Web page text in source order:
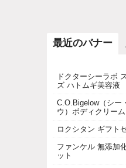
最近のバナー
ドクターシーラボ
ズ ハトムギ美容液
C.O.Bigelow（シー
ウ）ボディクリーム
ロクシタン ギフト
ファンケル 無添加
ット